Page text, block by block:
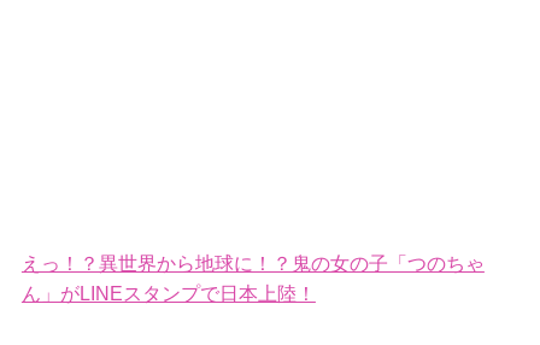
えっ！？異世界から地球に！？鬼の女の子「つのちゃ
ん」がLINEスタンプで日本上陸！